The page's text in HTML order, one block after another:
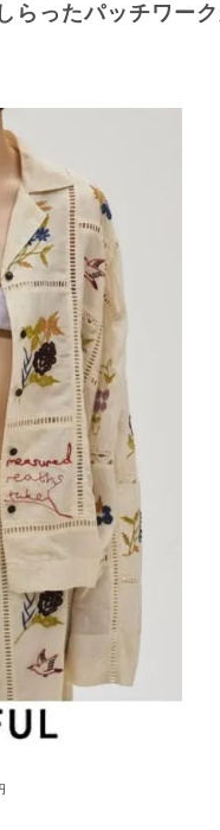
らったパッチワー